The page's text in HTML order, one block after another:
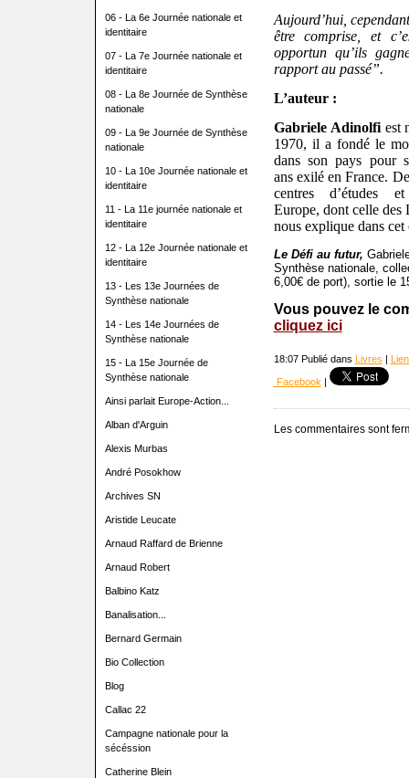
06 - La 6e Journée nationale et
identitaire
07 - La 7e Journée nationale et
identitaire
08 - La 8e Journée de Synthèse
nationale
09 - La 9e Journée de Synthèse
nationale
10 - La 10e Journée nationale et
identitaire
11 - La 11e journée nationale et
identitaire
12 - La 12e Journée nationale et
identitaire
13 - Les 13e Journées de
Synthèse nationale
14 - Les 14e Journées de
Synthèse nationale
15 - La 15e Journée de
Synthèse nationale
Ainsi parlait Europe-Action...
Alban d'Arguin
Alexis Murbas
André Posokhow
Archives SN
Aristide Leucate
Arnaud Raffard de Brienne
Arnaud Robert
Balbino Katz
Banalisation...
Bernard Germain
Bio Collection
Blog
Callac 22
Campagne nationale pour la
sécéssion
Catherine Blein
Aujourd’hui,
être comprise, et
opportun qu’ils
rapport au passé”.
L’auteur :
Gabriele Adinolfiest
1970, il a fondé le
dans son pays pour
ans exilé en France.
centres d’études
Europe, dont celle des
nous explique dans cet
Le Défi au futur,
Synthèse nationale,
6,00€ de port), sortie le
Vous pouvez le
cliquez ici
18:07 Publié dans Livres
Facebook|
Les commentaires sont